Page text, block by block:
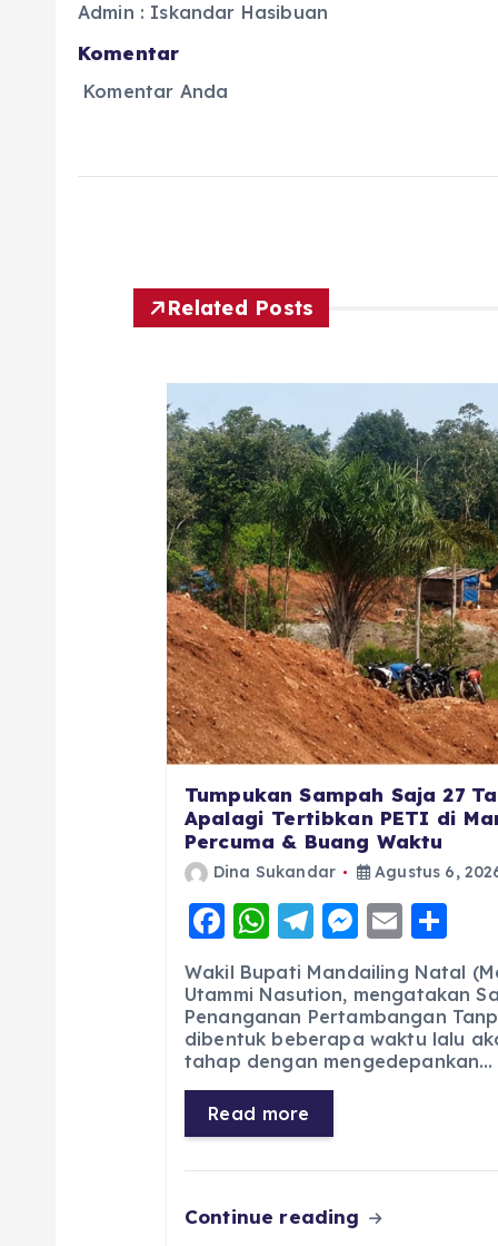
Admin : Iskandar Hasibuan
Komentar
Komentar Anda
Related Posts
Tumpukan Sampah Saja 27
Apalagi Tertibkan PETI di
Percuma & Buang Waktu
Dina Sukandar Agustus 6,
F
a
c
e
b
o
o
k
W
a
ts
A
p
p
T
el
e
g
r
a
m
M
e
ss
e
n
E
m
ai
l
h
a
re
Wakil Bupati Mandailing Natal
Utammi Nasution, mengatakan
Penanganan Pertambangan
dibentuk beberapa waktu lalu
tahap dengan mengedepankan…
Read more
Continue reading